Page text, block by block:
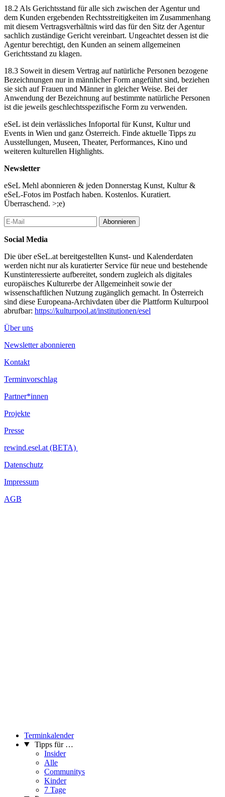
18.2 Als Gerichtsstand für alle sich zwischen der Agentur und
dem Kunden ergebenden Rechtsstreitigkeiten im Zusammenhang
mit diesem Vertragsverhältnis wird das für den Sitz der Agentur
sachlich zuständige Gericht vereinbart. Ungeachtet dessen ist die
Agentur berechtigt, den Kunden an seinem allgemeinen
Gerichtsstand zu klagen.
18.3 Soweit in diesem Vertrag auf natürliche Personen bezogene
Bezeichnungen nur in männlicher Form angeführt sind, beziehen
sie sich auf Frauen und Männer in gleicher Weise. Bei der
Anwendung der Bezeichnung auf bestimmte natürliche Personen
ist die jeweils geschlechtsspezifische Form zu verwenden.
eSeL ist dein verlässliches Infoportal für Kunst, Kultur und
Events in Wien und ganz Österreich. Finde aktuelle Tipps zu
Ausstellungen, Museen, Theater, Performances, Kino und
weiteren kulturellen Highlights.
Newsletter
eSeL Mehl abonnieren & jeden Donnerstag Kunst, Kultur &
eSeL-Fotos im Postfach haben. Kostenlos. Kuratiert.
Überraschend. >;e)
Abonnieren
Social Media
Die über eSeL.at bereitgestellten Kunst- und Kalenderdaten
werden nicht nur als kuratierter Service für neue und bestehende
Kunstinteressierte aufbereitet, sondern zugleich als digitales
europäisches Kulturerbe der Allgemeinheit sowie der
wissenschaftlichen Nutzung zugänglich gemacht. In Österreich
sind diese Europeana-Archivdaten über die Plattform Kulturpool
abrufbar: https://kulturpool.at/institutionen/esel
Über uns
Newsletter abonnieren
Kontakt
Terminvorschlag
Partner*innen
Projekte
Presse
rewind.esel.at (BETA)
Datenschutz
Impressum
AGB
Terminkalender
Tipps für …
Insider
Alle
Communitys
Kinder
7 Tage